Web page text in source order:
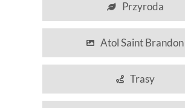
Przyroda
Atol Saint Brandon
Trasy